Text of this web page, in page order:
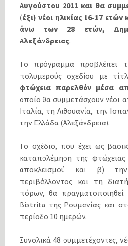
Αυγούστου 2011 και θα
(έξι) νέοι ηλικίας 16-17 ετών
άνω των 28 ετών,
Αλεξάνδρειας.
Το πρόγραμμα προβλέπει
πολυμερούς σχεδίου με
φτώχεια παρελθόν μέσα
οποίο θα συμμετάσχουν νέοι
Ιταλία, τη Λιθουανία, την
την Ελλάδα (Αλεξάνδρεια).
Το σχέδιο, που έχει ως
καταπολέμηση της φτώχειας
αποκλεισμού και β)
περιβάλλοντος και τη
πόρων, θα πραγματοποιηθεί
Bistrita της Ρουμανίας και
περίοδο 10 ημερών.
Συνολικά 48 συμμετέχοντες,